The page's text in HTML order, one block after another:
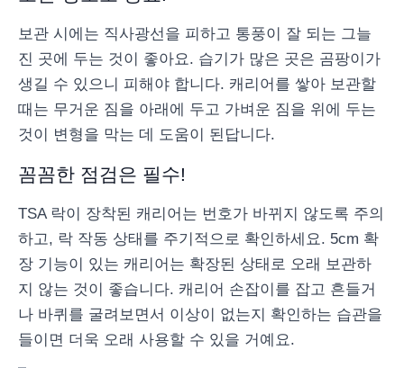
보관 시에는 직사광선을 피하고 통풍이 잘 되는 그늘
진 곳에 두는 것이 좋아요. 습기가 많은 곳은 곰팡이가
생길 수 있으니 피해야 합니다. 캐리어를 쌓아 보관할
때는 무거운 짐을 아래에 두고 가벼운 짐을 위에 두는
것이 변형을 막는 데 도움이 된답니다.
꼼꼼한 점검은 필수!
TSA 락이 장착된 캐리어는 번호가 바뀌지 않도록 주의
하고, 락 작동 상태를 주기적으로 확인하세요. 5cm 확
장 기능이 있는 캐리어는 확장된 상태로 오래 보관하
지 않는 것이 좋습니다. 캐리어 손잡이를 잡고 흔들거
나 바퀴를 굴려보면서 이상이 없는지 확인하는 습관을
들이면 더욱 오래 사용할 수 있을 거예요.